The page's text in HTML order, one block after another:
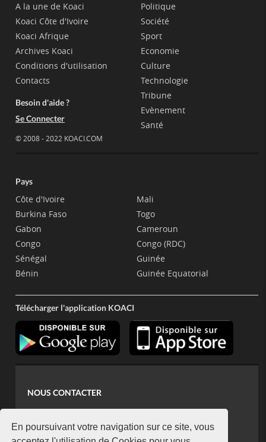
En poursuivant votre navigation sur ce site, vous
A la une de Koaci
Koaci Côte d'Ivoire
Koaci Afrique
Archives Koaci
Conditions d'utilisation
Contacts
Besoin d'aide ?
Se Connecter
© 2008 - 2022 KOACI.COM
Politique
Société
Sport
Economie
Culture
Technologie
Tribune
Evènement
Santé
Pays
Côte d'Ivoire
Burkina Faso
Gabon
Congo
Sénégal
Bénin
Mali
Togo
Cameroun
Congo (RDC)
Guinée
Guinée Equatorial
Télécharger l'application KOACI
NOUS CONTACTER
koaci@yahoo.fr